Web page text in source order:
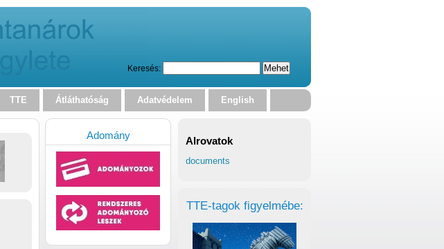
Keresés:
TTE Átláthatóság Adatvédelem English
Alrovatok
documents
TTE-tagok figyelmébe:
Adomány